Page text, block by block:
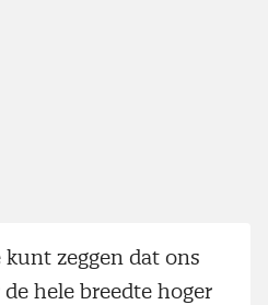
kunt zeggen dat ons
hele breedte hoger